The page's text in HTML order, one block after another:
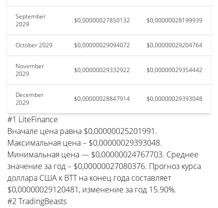
September
2029
$0,00000027850132 $0,00000028199939
October 2029 $0,00000029094072 $0,00000029204764
November
2029
$0,00000029332922 $0,00000029354442
December
2029
$0,00000028847914 $0,00000029393048
#1 LiteFinance
Вначале цена равна $0,00000025201991.
Максимальная цена – $0,00000029393048.
Минимальная цена — $0,00000024767703. Среднее
значение за год – $0,00000027080376. Прогноз курса
доллара США к BTT на конец года составляет
$0,00000029120481, изменение за год 15.90%.
#2 TradingBeasts